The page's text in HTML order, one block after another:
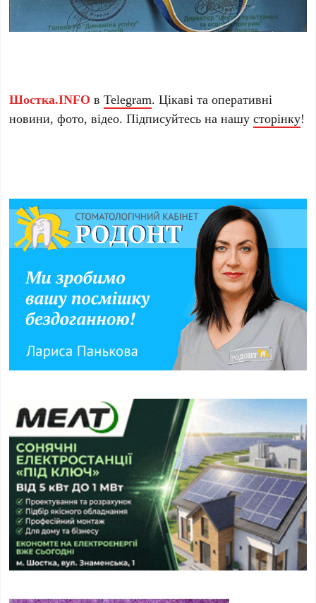
Шостка.INFO вTelegram. Цікаві та оперативні
новини, фото, відео. Підписуйтесь на нашусторінку!